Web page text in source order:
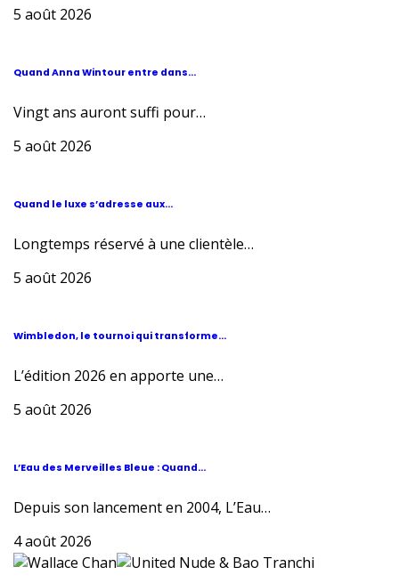
5 août 2026
Quand Anna Wintour entre dans...
Vingt ans auront suffi pour…
5 août 2026
Quand le luxe s’adresse aux...
Longtemps réservé à une clientèle…
5 août 2026
Wimbledon, le tournoi qui transforme...
L’édition 2026 en apporte une…
5 août 2026
L’Eau des Merveilles Bleue : Quand...
Depuis son lancement en 2004, L’Eau…
4 août 2026